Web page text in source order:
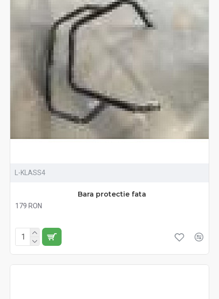
L-KLASS4
Bara protectie fata
179 RON